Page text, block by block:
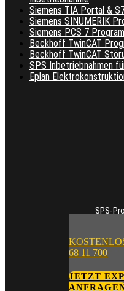
68 11 700
JETZT
Siemens TIA Portal &
Siemens SINUMERIK
Siemens PCS 7
Beckhoff TwinCAT
Beckhoff TwinCAT
SPS Inbetriebnahmen
Eplan
SPS-